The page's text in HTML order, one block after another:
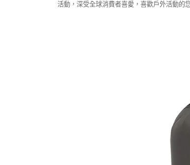
活動，深受全球消費者喜愛，喜歡戶外活動的